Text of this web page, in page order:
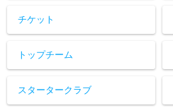
チケット
トップチーム
スタータークラブ